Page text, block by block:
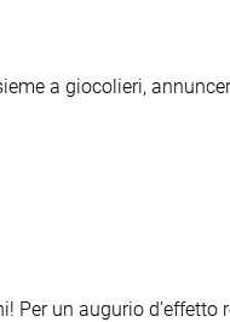
a giocolieri,
Per un augurio